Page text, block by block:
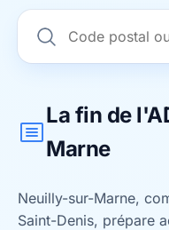
La fin de
Marne
Neuilly-sur-Marne,
Saint-Denis, prépare